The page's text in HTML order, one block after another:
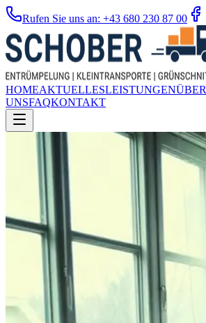
Rufen Sie uns an: +43 680 230 87 00
HOMEAKTUELLESLEISTUNGENÜBER
UNSFAQKONTAKT